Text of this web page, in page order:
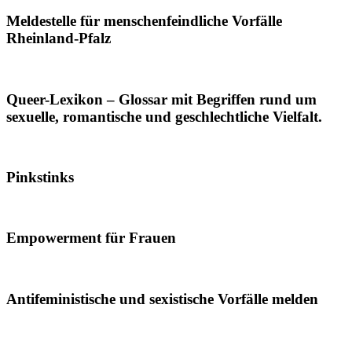
Meldestelle für menschenfeindliche Vorfälle
Rheinland-Pfalz
Queer-Lexikon – Glossar mit Begriffen rund um
sexuelle, romantische und geschlechtliche Vielfalt.
Pinkstinks
Empowerment für Frauen
Antifeministische und sexistische Vorfälle melden